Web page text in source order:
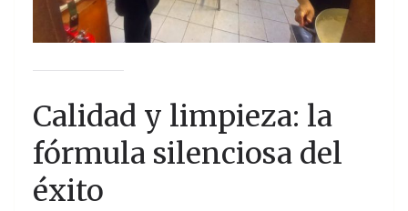
Calidad y limpieza: la
fórmula silenciosa del
éxito